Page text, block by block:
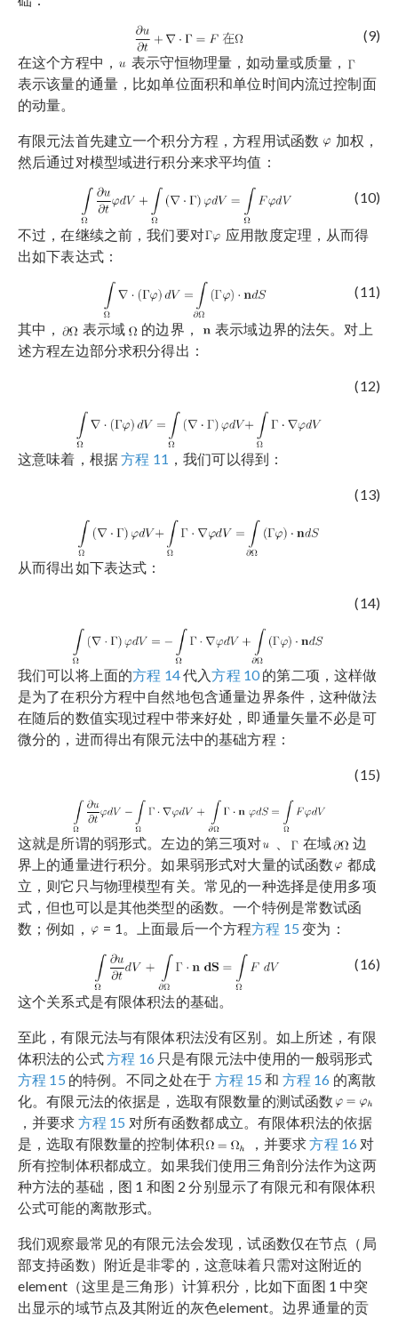
(9)
在这个方程中，
表示守恒物理量，如动量或质量，
表示该量的通量，比如单位面积和单位时间内流过控制面
的动量。
有限元法首先建立一个积分方程，方程用试函数
加权，
然后通过对模型域进行积分来求平均值：
(10)
不过，在继续之前，我们要对
应用散度定理，从而得
出如下表达式：
(11)
其中， 表示域 的边界，
表示域边界的法矢。对上
述方程左边部分求积分得出：
(12)
这意味着，根据方程 11 ，我们可以得到：
(13)
从而得出如下表达式：
(14)
我们可以将上面的方程 14代入方程 10的第二项，这样做
是为了在积分方程中自然地包含通量边界条件，这种做法
在随后的数值实现过程中带来好处，即通量矢量不必是可
微分的，进而得出有限元法中的基础方程：
(15)
这就是所谓的弱形式。左边的第三项对 在域
边
界上的通量进行积分。如果弱形式对大量的试函数
都成
立，则它只与物理模型有关。常见的一种选择是使用多项
式，但也可以是其他类型的函数。一个特例是常数试函
数；例如，
= 1。上面最后一个方程方程 15变为：
(16)
这个关系式是有限体积法的基础。
至此，有限元法与有限体积法没有区别。如上所述，有限
体积法的公式方程 16 只是有限元法中使用的一般弱形式
方程 15 的特例。不同之处在于 方程 15和 方程 16 的离散
化。有限元法的依据是，选取有限数量的测试函数
，并要求 方程 15 对所有函数都成立。有限体积法的依据
是，选取有限数量的控制体积
，并要求方程 16 对
所有控制体积都成立。如果我们使用三角剖分法作为这两
种方法的基础，图 1 和图 2 分别显示了有限元和有限体积
公式可能的离散形式。
我们观察最常见的有限元法会发现，试函数仅在节点（局
部支持函数）附近是非零的，这意味着只需对这附近的
element（这里是三角形）计算积分，比如下面图 1 中突
出显示的域节点及其附近的灰色element。边界通量的贡